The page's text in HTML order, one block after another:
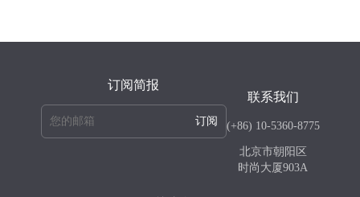
订阅简报
订阅
联系我们
(+86) 10-5360-8775
北京市朝阳区
时尚大厦903A